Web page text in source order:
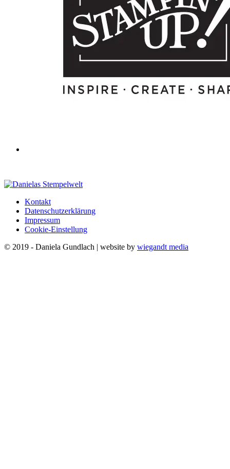
Kontakt
Datenschutzerklärung
Impressum
Cookie-Einstellung
© 2019 - Daniela Gundlach | website by wiegandt media